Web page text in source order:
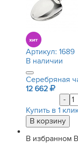
Артикул: 1689
В наличии
Серебряная
12 662
-
Купить в 1
В избранном